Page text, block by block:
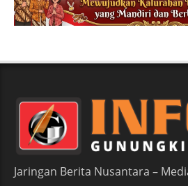
Jaringan Berita Nusantara –